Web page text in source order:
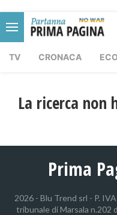
TV CRONACA
La ricerca
Prima
2026 - Blu Trend srl - P.
tribunale di Marsala n.202